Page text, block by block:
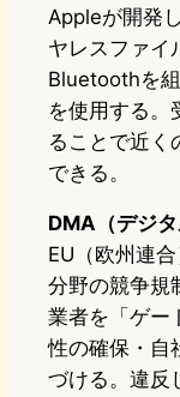
Appleが開発
ヤレスファイ
Bluetoothを
を使用する。
ることで近く
できる。
DMA（デジタ
EU（欧州連
分野の競争規
業者を「ゲー
性の確保・自
づける。違反